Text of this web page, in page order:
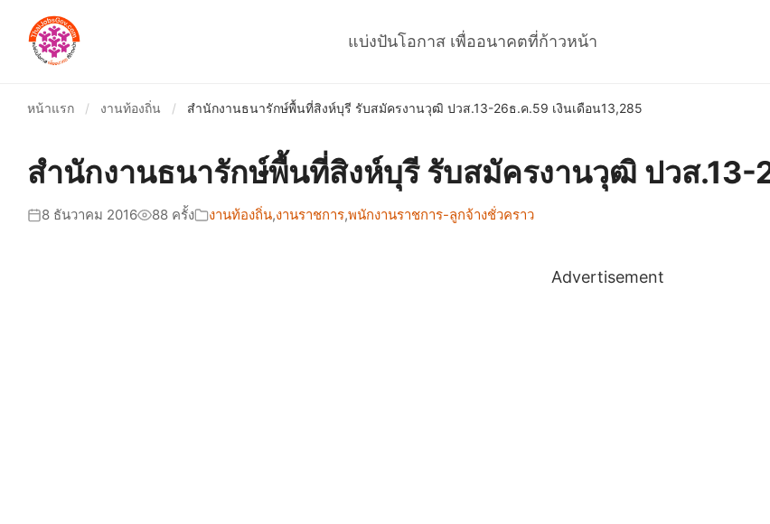
แบ่งปันโอกาส เพื่ออนาคตที่ก้าวหน้า
หน้าแรก / งานท้องถิ่น / สำนักงานธนารักษ์พื้นที่สิงห์บุรี รับสมัครงานวุฒิ ปวส.13-26ธ.ค.59 เงินเดือน13,285
สำนักงานธนารักษ์พื้นที่สิงห์บุรี รับสมัครงานวุฒิ ปวส.13-
8 ธันวาคม 2016 88 ครั้ง งานท้องถิ่น,งานราชการ,พนักงานราชการ-ลูกจ้างชั่วคราว
Advertisement